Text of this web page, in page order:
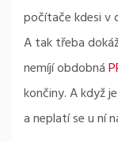
počítače kdesi v
A tak třeba
nemíjí obdobná
končiny. A když
a neplatí se u ní